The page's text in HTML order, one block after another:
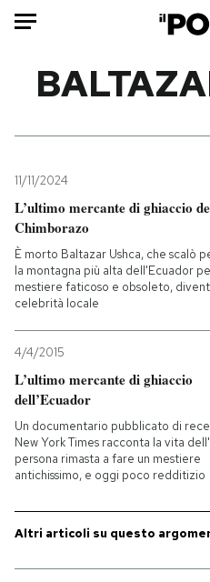
Mondo
Politica
Tecnologia
Internet
Scienza
Cultura
Economia
PODCAST
11/11/2024
L’ultimo mercante di ghiaccio
Chimborazo
È morto Baltazar Ushca, che scalò
la montagna più alta dell'Ecuador
mestiere faticoso e obsoleto,
celebrità locale
4/4/2015
L’ultimo mercante di ghiaccio
dell’Ecuador
Un documentario pubblicato di
New York Times racconta la vita
persona rimasta a fare un mestiere
antichissimo, e oggi poco redditizio
Altri articoli su questo